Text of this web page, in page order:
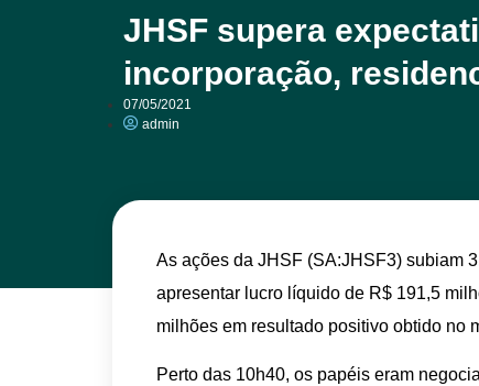
JHSF supera
incorporação,
07/05/2021
admin
As ações da JHSF (SA:JHSF3) subiam
apresentar lucro líquido de R$ 191,5
milhões em resultado positivo obtido no
Perto das 10h40, os papéis eram